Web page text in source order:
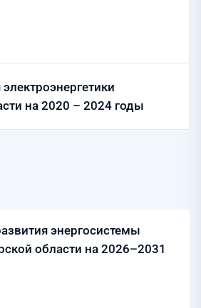
на 2020 – 2024 годы
энергосистемы
области на 2026–2031